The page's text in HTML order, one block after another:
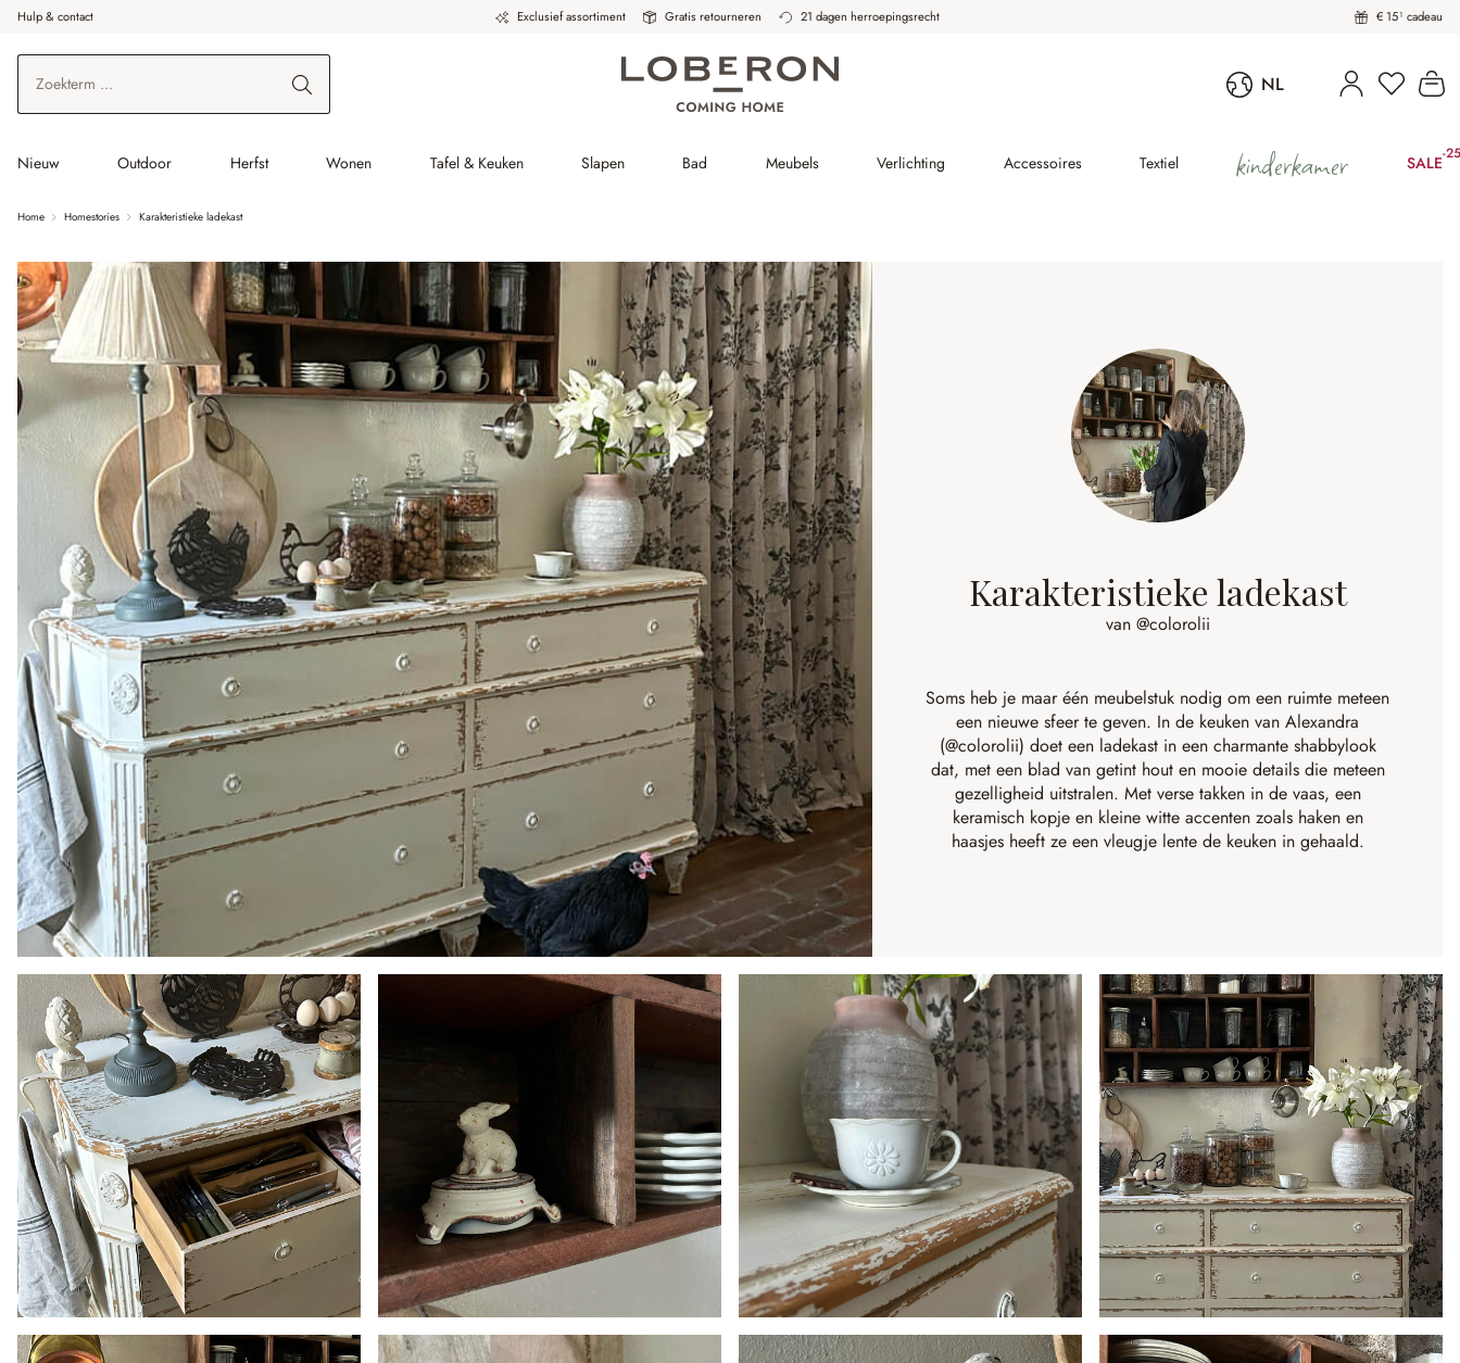
de hoofdinhoud
Ga naar zoeken
Ga naar de hoofdnavigatie
Hulp & contact Exclusief assortiment Gratis retourneren 21 dagen herroepingsrecht € 15¹ cadeau
NL U heeft
Nieuw Outdoor Herfst Wonen Tafel & Keuken Slapen Bad Meubels Verlichting Accessoires Textiel kinderkamer SALE-
Home Homestories Karakteristieke ladekast
Karakteristieke ladekast
van @colorolii
Soms heb je maar één meubelstuk nodig om een ruimte meteen
een nieuwe sfeer te geven. In de keuken van Alexandra
(@colorolii) doet een ladekast in een charmante shabbylook
dat, met een blad van getint hout en mooie details die meteen
gezelligheid uitstralen. Met verse takken in de vaas, een
keramisch kopje en kleine witte accenten zoals haken en
haasjes heeft ze een vleugje lente de keuken in gehaald.